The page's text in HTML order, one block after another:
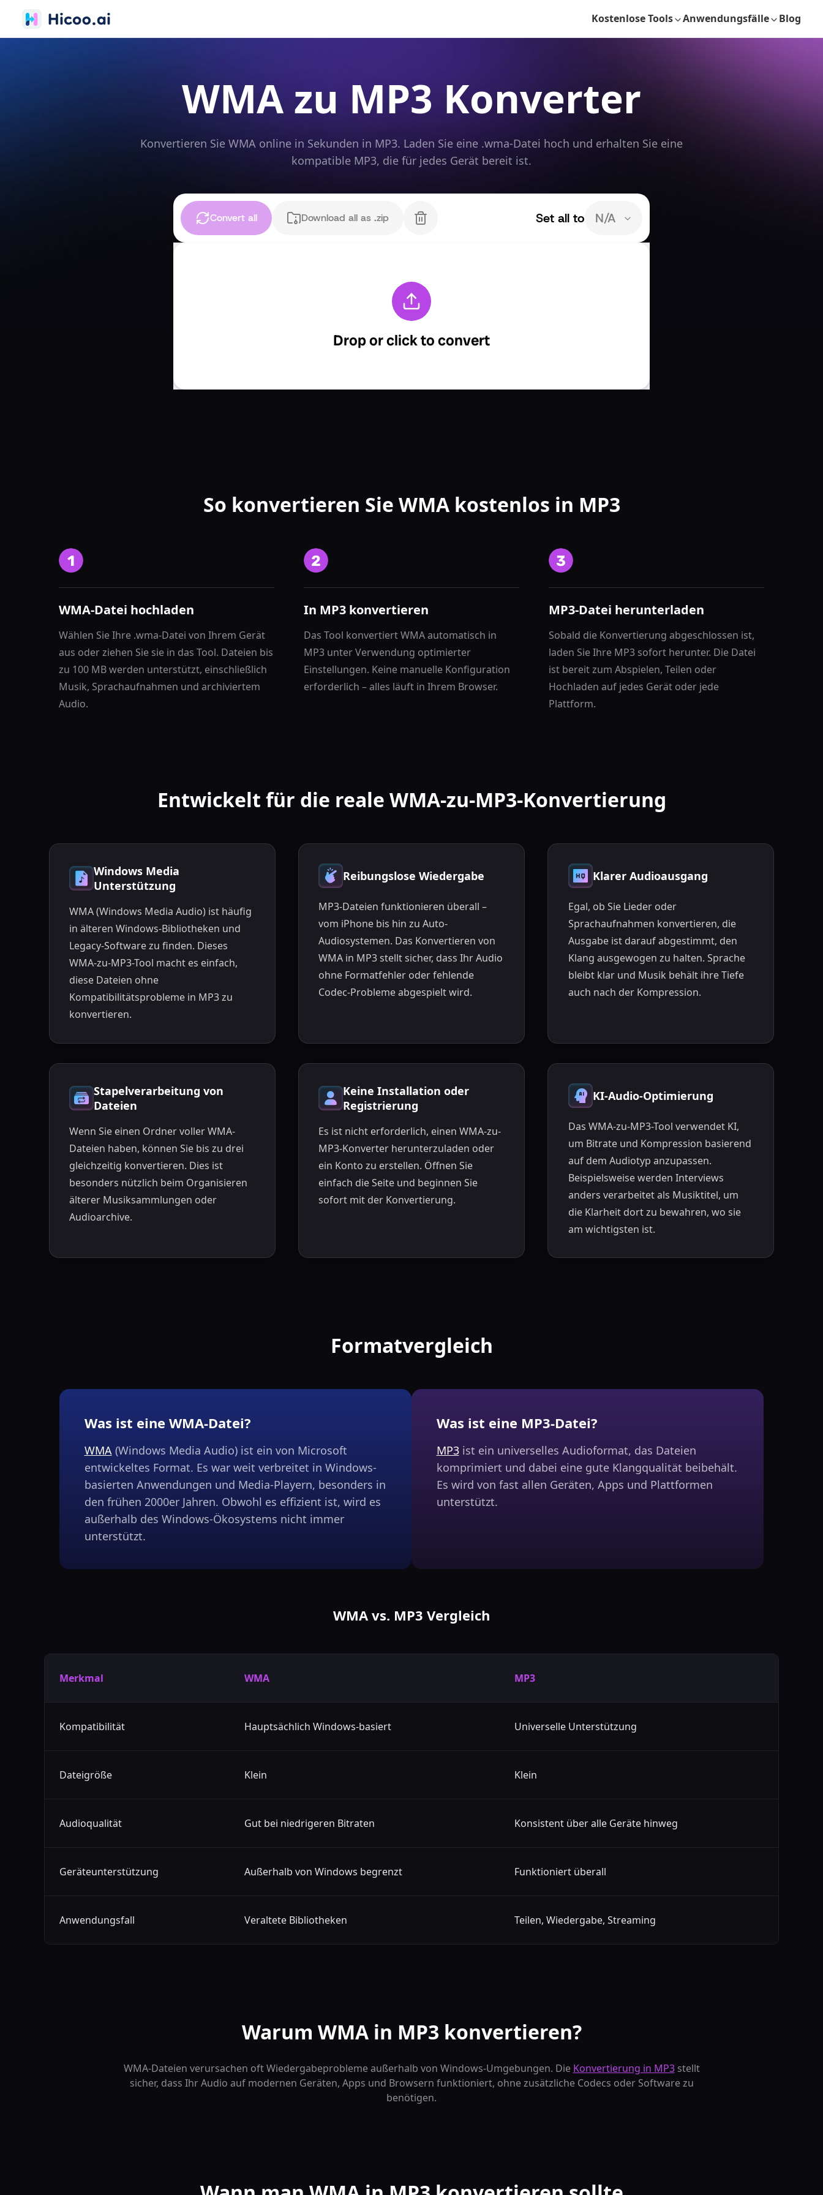
Kostenlose Tools Anwendungsfälle Blog
WMA zu MP3 Konverter
Konvertieren Sie WMA online in Sekunden in MP3. Laden Sie eine .wma-Datei hoch und erhalten Sie eine
kompatible MP3, die für jedes Gerät bereit ist.
So konvertieren Sie WMA kostenlos in MP3
WMA-Datei hochladen
Wählen Sie Ihre .wma-Datei von Ihrem Gerät
aus oder ziehen Sie sie in das Tool. Dateien bis
zu 100 MB werden unterstützt, einschließlich
Musik, Sprachaufnahmen und archiviertem
Audio.
In MP3 konvertieren
Das Tool konvertiert WMA automatisch in
MP3 unter Verwendung optimierter
Einstellungen. Keine manuelle Konfiguration
erforderlich – alles läuft in Ihrem Browser.
MP3-Datei herunterladen
Sobald die Konvertierung abgeschlossen ist,
laden Sie Ihre MP3 sofort herunter. Die Datei
ist bereit zum Abspielen, Teilen oder
Hochladen auf jedes Gerät oder jede
Plattform.
Entwickelt für die reale WMA-zu-MP3-Konvertierung
Windows Media
Unterstützung
WMA (Windows Media Audio) ist häufig
in älteren Windows-Bibliotheken und
Legacy-Software zu finden. Dieses
WMA-zu-MP3-Tool macht es einfach,
diese Dateien ohne
Kompatibilitätsprobleme in MP3 zu
konvertieren.
Reibungslose Wiedergabe
MP3-Dateien funktionieren überall –
vom iPhone bis hin zu Auto-
Audiosystemen. Das Konvertieren von
WMA in MP3 stellt sicher, dass Ihr Audio
ohne Formatfehler oder fehlende
Codec-Probleme abgespielt wird.
Klarer Audioausgang
Egal, ob Sie Lieder oder
Sprachaufnahmen konvertieren, die
Ausgabe ist darauf abgestimmt, den
Klang ausgewogen zu halten. Sprache
bleibt klar und Musik behält ihre Tiefe
auch nach der Kompression.
Stapelverarbeitung von
Dateien
Wenn Sie einen Ordner voller WMA-
Dateien haben, können Sie bis zu drei
gleichzeitig konvertieren. Dies ist
besonders nützlich beim Organisieren
älterer Musiksammlungen oder
Audioarchive.
Keine Installation oder
Registrierung
Es ist nicht erforderlich, einen WMA-zu-
MP3-Konverter herunterzuladen oder
ein Konto zu erstellen. Öffnen Sie
einfach die Seite und beginnen Sie
sofort mit der Konvertierung.
KI-Audio-Optimierung
Das WMA-zu-MP3-Tool verwendet KI,
um Bitrate und Kompression basierend
auf dem Audiotyp anzupassen.
Beispielsweise werden Interviews
anders verarbeitet als Musiktitel, um
die Klarheit dort zu bewahren, wo sie
am wichtigsten ist.
Formatvergleich
Was ist eine WMA-Datei?
WMA (Windows Media Audio) ist ein von Microsoft
entwickeltes Format. Es war weit verbreitet in Windows-
basierten Anwendungen und Media-Playern, besonders in
den frühen 2000er Jahren. Obwohl es effizient ist, wird es
außerhalb des Windows-Ökosystems nicht immer
unterstützt.
Was ist eine MP3-Datei?
MP3ist ein universelles Audioformat, das Dateien
komprimiert und dabei eine gute Klangqualität beibehält.
Es wird von fast allen Geräten, Apps und Plattformen
unterstützt.
WMA vs. MP3 Vergleich
Merkmal WMA MP3
Kompatibilität Hauptsächlich Windows-basiert Universelle Unterstützung
Dateigröße Klein Klein
Audioqualität Gut bei niedrigeren Bitraten Konsistent über alle Geräte hinweg
Geräteunterstützung Außerhalb von Windows begrenzt Funktioniert überall
Anwendungsfall Veraltete Bibliotheken Teilen, Wiedergabe, Streaming
Warum WMA in MP3 konvertieren?
WMA-Dateien verursachen oft Wiedergabeprobleme außerhalb von Windows-Umgebungen. Die Konvertierung in MP3stellt
sicher, dass Ihr Audio auf modernen Geräten, Apps und Browsern funktioniert, ohne zusätzliche Codecs oder Software zu
benötigen.